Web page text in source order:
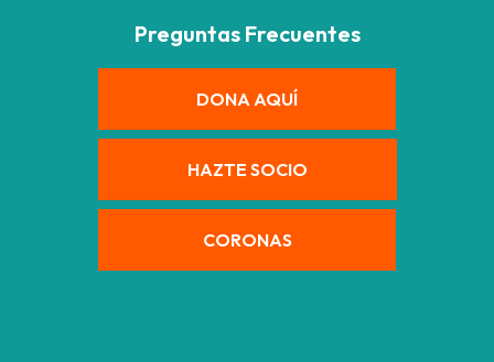
Preguntas Frecuentes
DONA AQUÍ
HAZTE SOCIO
CORONAS